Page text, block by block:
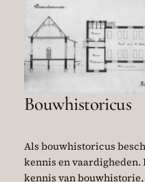
Bouwhistoricus
Als bouwhistoricus
kennis en vaardigheden.
kennis van